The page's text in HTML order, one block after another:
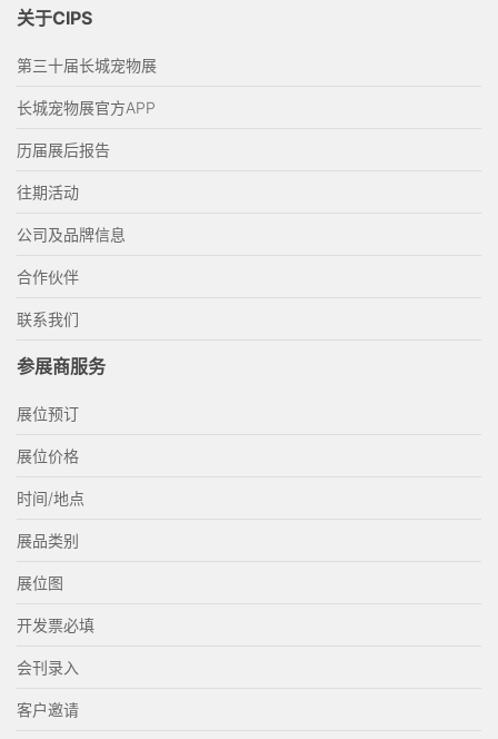
关于CIPS
第三十届长城宠物展
长城宠物展官方APP
历届展后报告
往期活动
公司及品牌信息
合作伙伴
联系我们
参展商服务
展位预订
展位价格
时间/地点
展品类别
展位图
开发票必填
会刊录入
客户邀请